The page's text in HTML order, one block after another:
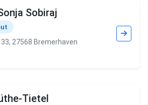
Sobiraj
27568 Bremerhaven
Tietel